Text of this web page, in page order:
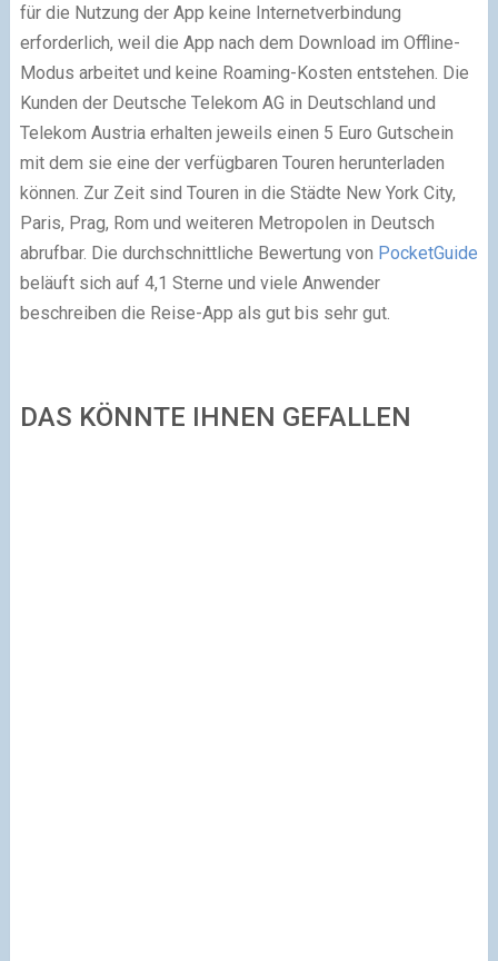
für die Nutzung der App keine Internetverbindung
erforderlich, weil die App nach dem Download im Offline-
Modus arbeitet und keine Roaming-Kosten entstehen. Die
Kunden der Deutsche Telekom AG in Deutschland und
Telekom Austria erhalten jeweils einen 5 Euro Gutschein
mit dem sie eine der verfügbaren Touren herunterladen
können. Zur Zeit sind Touren in die Städte New York City,
Paris, Prag, Rom und weiteren Metropolen in Deutsch
abrufbar. Die durchschnittliche Bewertung von PocketGuide
beläuft sich auf 4,1 Sterne und viele Anwender
beschreiben die Reise-App als gut bis sehr gut.
DAS KÖNNTE IHNEN GEFALLEN